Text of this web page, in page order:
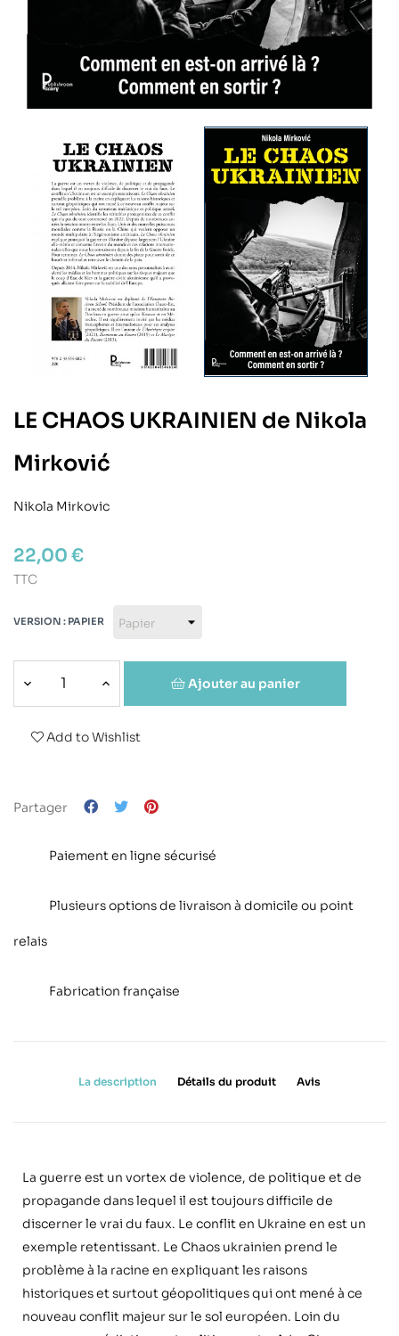
LE CHAOS UKRAINIEN de Nikola
Mirković
Nikola Mirkovic
22,00 €
TTC
VERSION : PAPIER
Ajouter au panier
Add to Wishlist
Partager
Paiement en ligne sécurisé
Plusieurs options de livraison à domicile ou point
relais
Fabrication française
La description Détails du produit Avis
La guerre est un vortex de violence, de politique et de
propagande dans lequel il est toujours difficile de
discerner le vrai du faux. Le conflit en Ukraine en est un
exemple retentissant. Le Chaos ukrainien prend le
problème à la racine en expliquant les raisons
historiques et surtout géopolitiques qui ont mené à ce
nouveau conflit majeur sur le sol européen. Loin du